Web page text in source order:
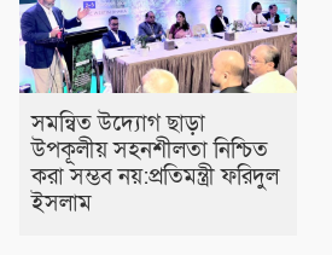
সমন্বিত উদ্যোগ ছাড়া
উপকূলীয় সহনশীলতা নিশ্চিত
করা সম্ভব নয়:প্রতিমন্ত্রী ফরিদুল
ইসলাম